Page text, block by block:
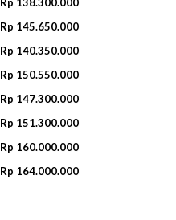
Rp 145.650.000
Rp 140.350.000
Rp 150.550.000
Rp 147.300.000
Rp 151.300.000
Rp 160.000.000
Rp 164.000.000